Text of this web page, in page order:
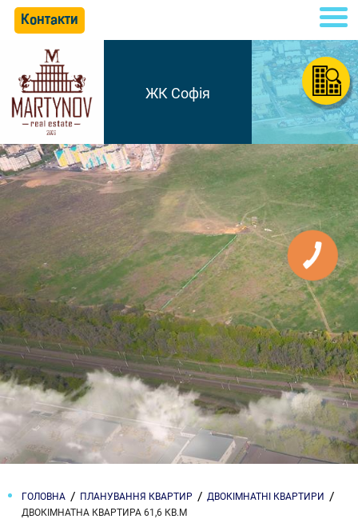
Контакти
ЖК Софія
ГОЛОВНА ПЛАНУВАННЯ КВАРТИР
ДВОКІМНАТНІ КВАРТИРИ
ДВОКІМНАТНА КВАРТИРА 61,6 КВ.М